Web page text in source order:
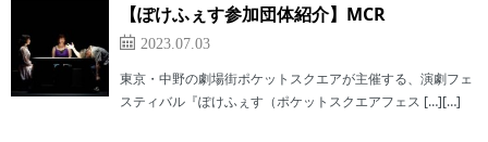
【ぽけふぇす参加団体紹介】MCR
2023.07.03
東京・中野の劇場街ポケットスクエアが主催する、演劇フェ
スティバル『ぽけふぇす（ポケットスクエアフェス […][…]